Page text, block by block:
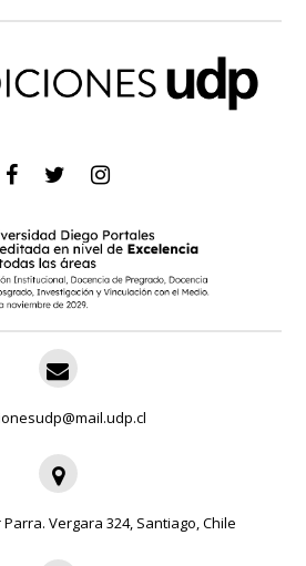
Vergara 324, Santiago, Chile